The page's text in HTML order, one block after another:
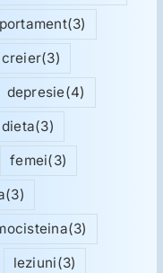
(3)
creier(3)
depresie(4)
dieta(3)
femei(3)
(3)
(3)
leziuni(3)